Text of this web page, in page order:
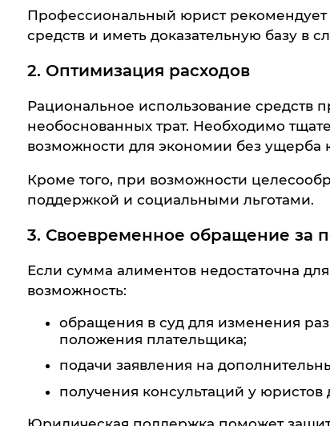
Профессиональный юрист рекомендует
средств и иметь доказательную базу в
2. Оптимизация расходов
Рациональное использование средств
необоснованных трат. Необходимо
возможности для экономии без ущерба
Кроме того, при возможности
поддержкой и социальными льготами.
3. Своевременное обращение за
Если сумма алиментов недостаточна
возможность:
обращения в суд для изменения
положения плательщика;
подачи заявления на
получения консультаций у